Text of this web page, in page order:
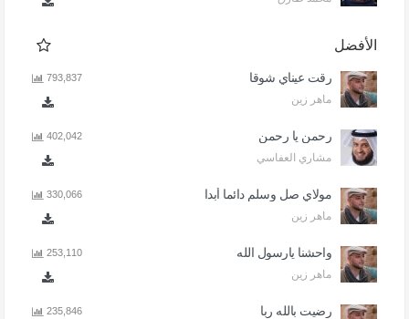
الأفضل
رقت عيناي شوقا
ماهر زين
793,837
رحمن يا رحمن
مشاري العفاسي
402,042
مولاي صل وسلم دائما أبدا
ماهر زين
330,066
واحشنا يارسول الله
ماهر زين
253,110
رضيت بالله ربا 235,846